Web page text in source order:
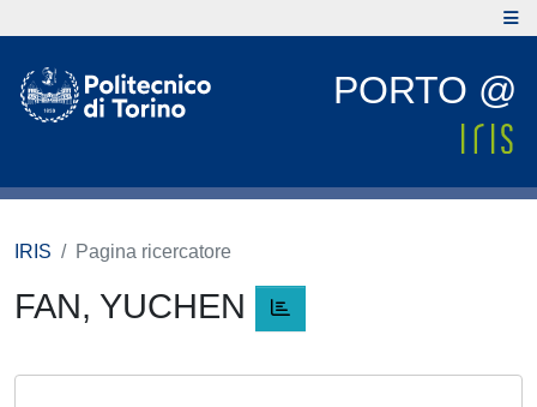
PORTO @
IRIS Pagina ricercatore
FAN, YUCHEN